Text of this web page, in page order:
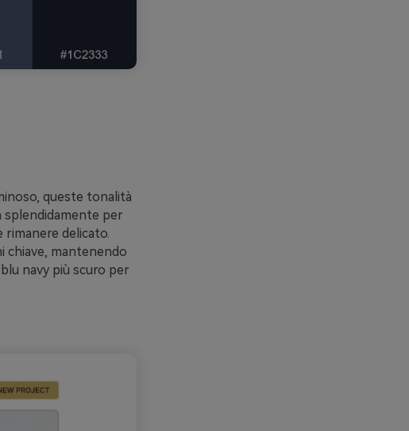
queste tonalità
splendidamente per
delicato.
chiave, mantenendo
navy più scuro per